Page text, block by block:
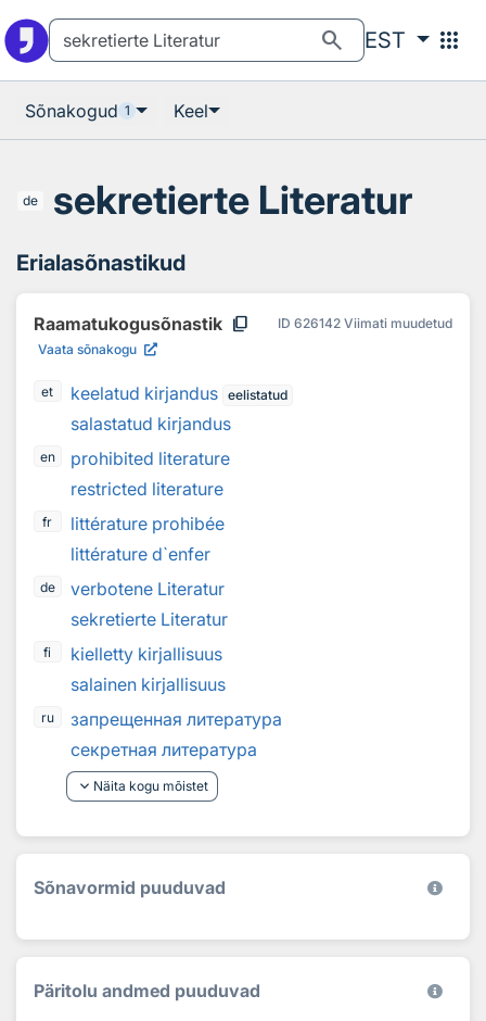
search EST apps
Sõnakogud 1 Keel
de sekretierte Literatur
Erialasõnastikud
Raamatukogusõnastik content_copy ID 626142 Viimati muudetud
Vaata sõnakogu
et keelatud kirjandus eelistatud
salastatud kirjandus
en
prohibited literature
restricted literature
fr
littérature prohibée
littérature d`enfer
de
verbotene Literatur
sekretierte Literatur
fi
kielletty kirjallisuus
salainen kirjallisuus
ru
запрещенная литература
секретная литература
keyboard_arrow_down Näita kogu mõistet
Sõnavormid puuduvad
Päritolu andmed puuduvad